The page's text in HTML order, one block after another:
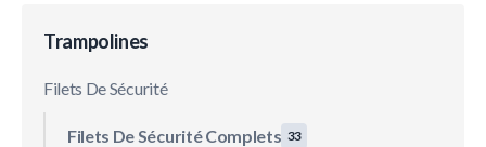
Trampolines
Filets De Sécurité
Filets De Sécurité Complets 33